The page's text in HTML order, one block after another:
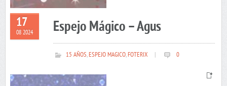
17
08 2024 Espejo Mágico – Agus
15 AÑOS,ESPEJO MAGICO,FOTERIX 0